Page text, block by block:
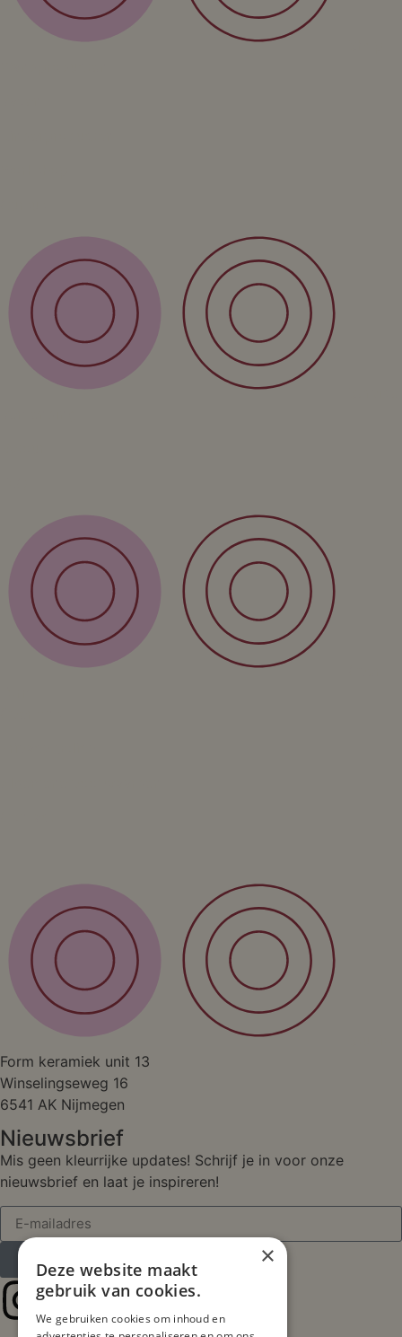
Form keramiek unit 13
Winselingseweg 16
6541 AK Nijmegen
Nieuwsbrief
Mis geen kleurrijke updates! Schrijf je in voor onze
nieuwsbrief en laat je inspireren!
×
Deze website maakt
gebruik van cookies.
We gebruiken cookies om inhoud en